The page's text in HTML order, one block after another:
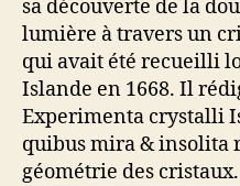
sa découverte de la
lumière à travers un
qui avait été recueilli
Islande en 1668. Il
Experimenta crystalli
quibus mira & insolita
géométrie des cristaux.